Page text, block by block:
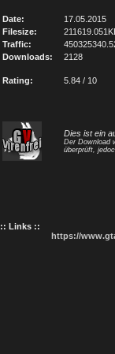
Date:
17.05.2015
Filesize:
Traffic:
Downloads:
2128
Rating: 5.84 / 10
Dies ist ein
Der Download
überprüft,
:: Links ::
https://